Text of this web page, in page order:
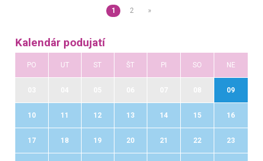
1 2 »
Kalendár podujatí
PO UT ST ŠT PI SO NE
09
10 11 12 13 14 15 16
17 18 19 20 21 22 23